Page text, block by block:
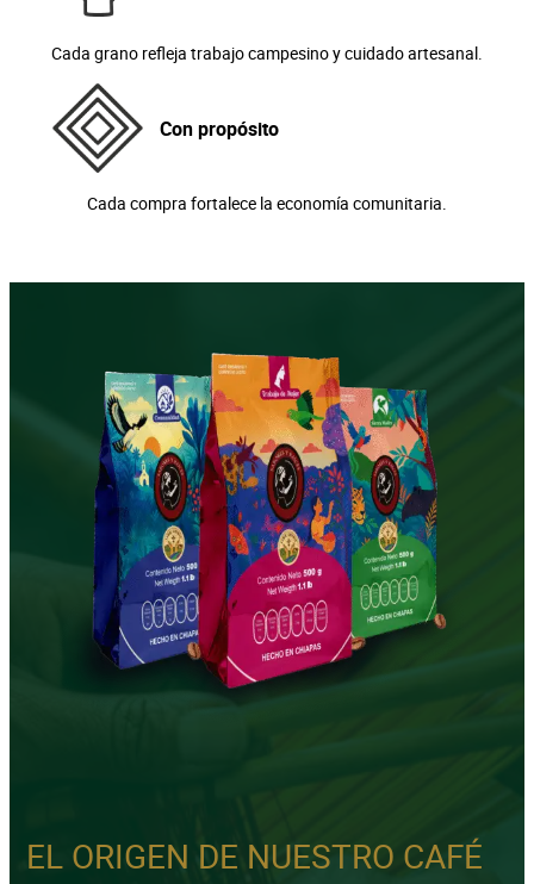
Cada grano refleja trabajo campesino y cuidado artesanal.
Con propósito
Cada compra fortalece la economía comunitaria.
EL ORIGEN DE NUESTRO CAFÉ